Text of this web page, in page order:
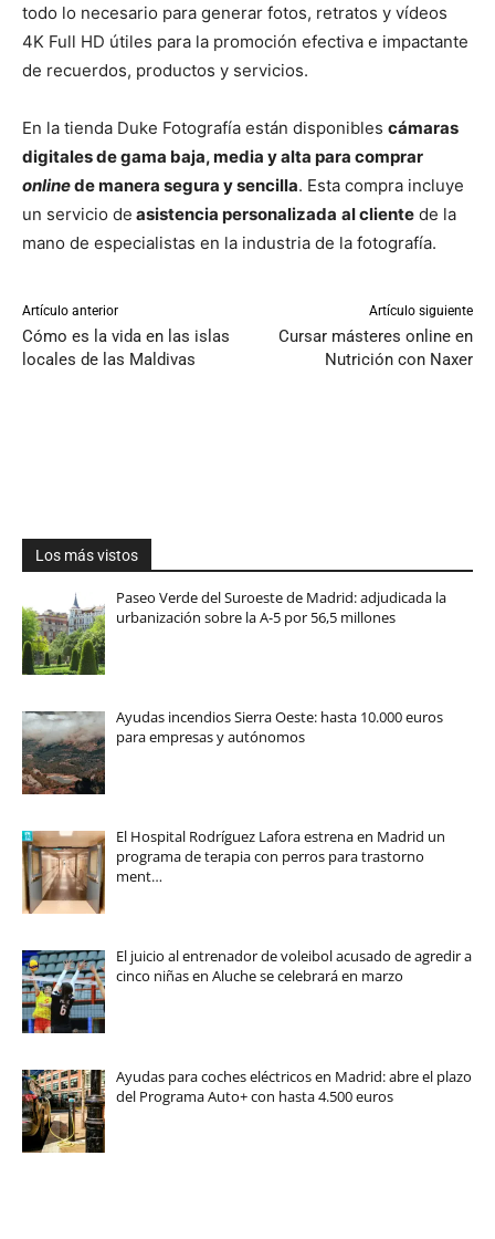
todo lo necesario para generar fotos, retratos y vídeos
4K Full HD útiles para la promoción efectiva e impactante
de recuerdos, productos y servicios.
En la tienda Duke Fotografía están disponibles cámaras
digitales de gama baja, media y alta para comprar
onlinede manera segura y sencilla. Esta compra incluye
un servicio de asistencia personalizada al cliente de la
mano de especialistas en la industria de la fotografía.
Artículo anterior
Cómo es la vida en las islas
locales de las Maldivas
Artículo siguiente
Cursar másteres online en
Nutrición con Naxer
Los más vistos
Paseo Verde del Suroeste de Madrid: adjudicada la
urbanización sobre la A-5 por 56,5 millones
Ayudas incendios Sierra Oeste: hasta 10.000 euros
para empresas y autónomos
El Hospital Rodríguez Lafora estrena en Madrid un
programa de terapia con perros para trastorno
ment…
El juicio al entrenador de voleibol acusado de agredir a
cinco niñas en Aluche se celebrará en marzo
Ayudas para coches eléctricos en Madrid: abre el plazo
del Programa Auto+ con hasta 4.500 euros